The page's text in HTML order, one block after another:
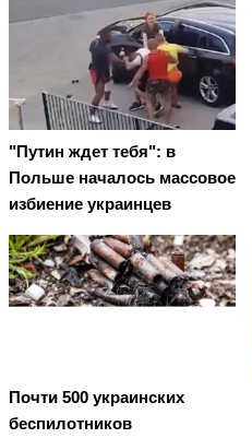
"Путин ждет тебя": в
Польше началось массовое
избиение украинцев
Почти 500 украинских
беспилотников